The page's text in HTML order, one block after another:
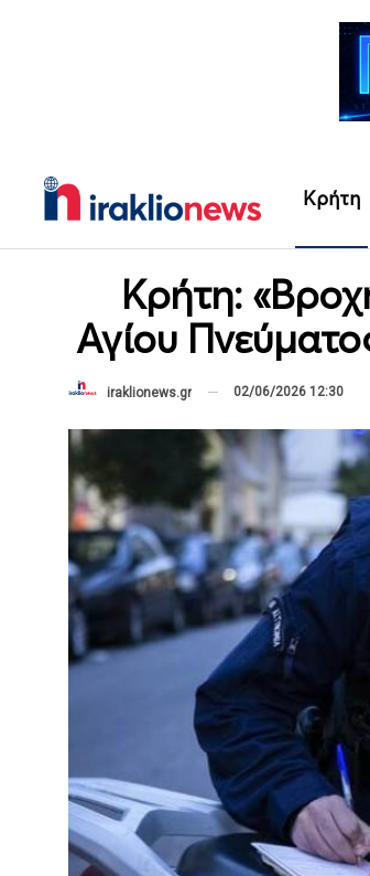
Κρήτη
Κρήτη:
Αγίου
iraklionews.gr 02/06/2026 12:30